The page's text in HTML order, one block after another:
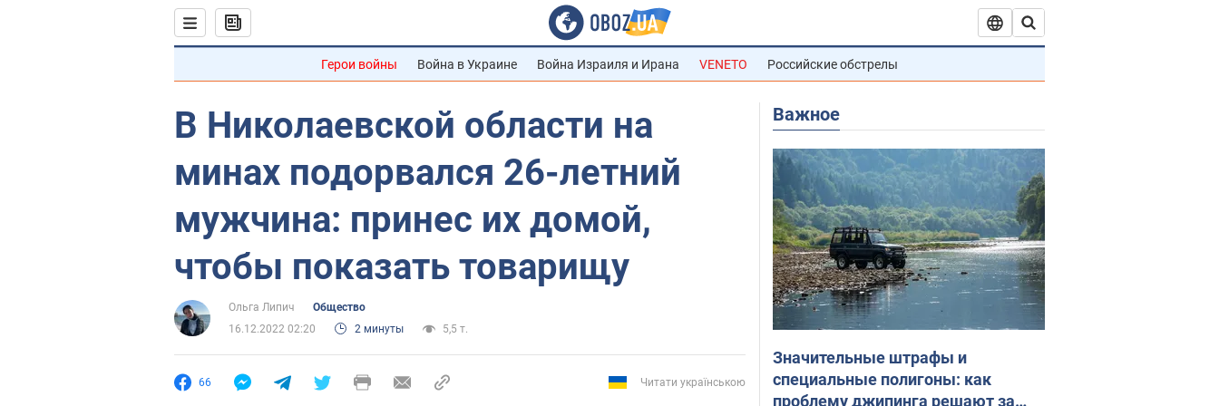
Герои войны Война в Украине Война Израиля и Ирана VENETO Российские обстрелы
В Николаевской области на
минах подорвался 26-летний
мужчина: принес их домой,
чтобы показать товарищу
Ольга Липич
Общество
16.12.2022 02:20
2 минуты 5,5 т.
66 Читати українською
Важное
Значительные штрафы и
специальные полигоны: как
проблему джипинга решают за